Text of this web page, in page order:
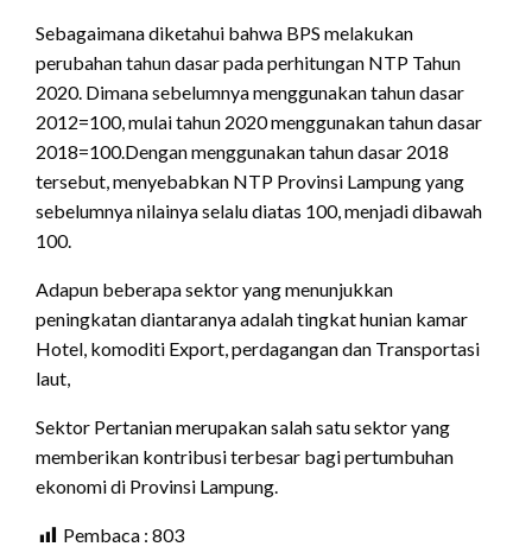
Sebagaimana diketahui bahwa BPS melakukan
perubahan tahun dasar pada perhitungan NTP Tahun
2020. Dimana sebelumnya menggunakan tahun dasar
2012=100, mulai tahun 2020 menggunakan tahun dasar
2018=100.Dengan menggunakan tahun dasar 2018
tersebut, menyebabkan NTP Provinsi Lampung yang
sebelumnya nilainya selalu diatas 100, menjadi dibawah
100.
Adapun beberapa sektor yang menunjukkan
peningkatan diantaranya adalah tingkat hunian kamar
Hotel, komoditi Export, perdagangan dan Transportasi
laut,
Sektor Pertanian merupakan salah satu sektor yang
memberikan kontribusi terbesar bagi pertumbuhan
ekonomi di Provinsi Lampung.
Pembaca : 803